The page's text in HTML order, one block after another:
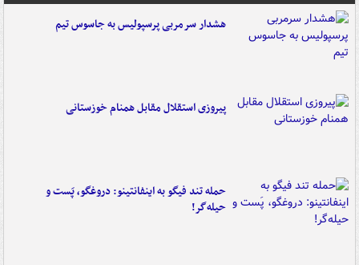
هشدار سرمربی پرسپولیس به جاسوس تیم
پیروزی استقلال مقابل همنام خوزستانی
حمله تند فیگو به اینفانتینو: دروغگو، پَست‌ و
حیله‌گر!